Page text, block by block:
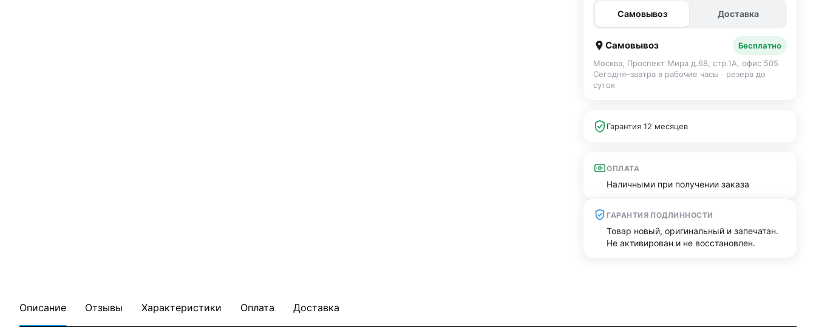
Самовывоз Доставка
Самовывоз
Бесплатно
Москва, Проспект Мира д.68, стр.1А, офис 505
Сегодня–завтра в рабочие часы · резерв до
суток
Гарантия 12 месяцев
ОПЛАТА
Наличными при получении заказа
ГАРАНТИЯ ПОДЛИННОСТИ
Товар новый, оригинальный и запечатан.
Не активирован и не восстановлен.
Описание Отзывы Характеристики Оплата Доставка